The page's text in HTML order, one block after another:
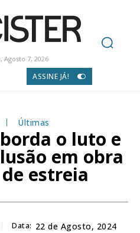
Agosto 7, 2026
ASSINE JÁ!
Últimas
o luto e
em obra
estreia
Data: 22 de Agosto, 2024